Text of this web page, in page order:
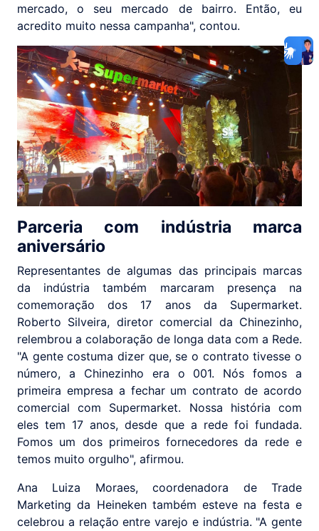
mercado, o seu mercado de bairro. Então, eu
acredito muito nessa campanha", contou.
Parceria com indústria marca
aniversário
Representantes de algumas das principais marcas
da indústria também marcaram presença na
comemoração dos 17 anos da Supermarket.
Roberto Silveira, diretor comercial da Chinezinho,
relembrou a colaboração de longa data com a Rede.
"A gente costuma dizer que, se o contrato tivesse o
número, a Chinezinho era o 001. Nós fomos a
primeira empresa a fechar um contrato de acordo
comercial com Supermarket. Nossa história com
eles tem 17 anos, desde que a rede foi fundada.
Fomos um dos primeiros fornecedores da rede e
temos muito orgulho", afirmou.
Ana Luiza Moraes, coordenadora de Trade
Marketing da Heineken também esteve na festa e
celebrou a relação entre varejo e indústria. "A gente